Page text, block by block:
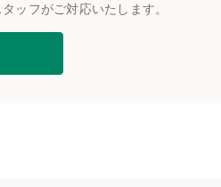
ッフがご対応いたします。